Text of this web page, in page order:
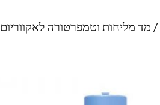
/ מד מליחות וטמפרטורה לאקווריום